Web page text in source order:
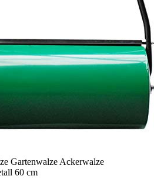
Gartenwalze Ackerwalze
60 cm